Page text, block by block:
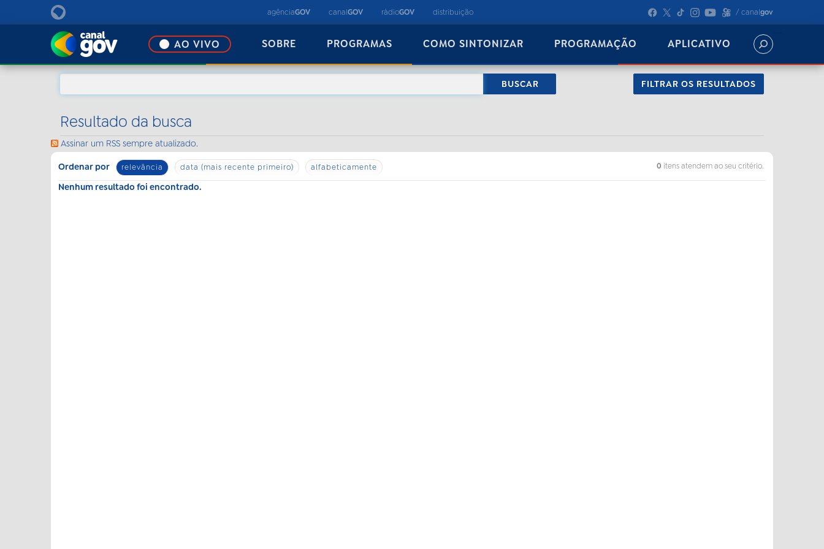
agênciaGOV canalGOV rádioGOV distribuição / canalgov
AO VIVO SOBRE PROGRAMAS COMO SINTONIZAR PROGRAMAÇÃO APLICATIVO
FILTRAR OS RESULTADOS
Resultado da busca
Assinar um RSS sempre atualizado.
0 itens atendem ao seu critério.
Ordenar por relevância data (mais recente primeiro) alfabeticamente
Nenhum resultado foi encontrado.